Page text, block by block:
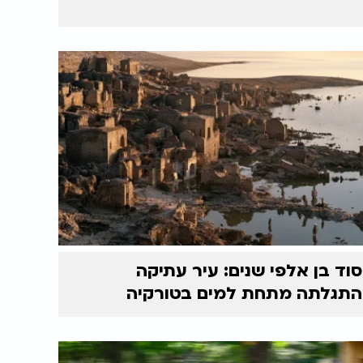
סוד בן אלפי שנים: עיר עתיקה
התגלתה מתחת למים בטורקיה